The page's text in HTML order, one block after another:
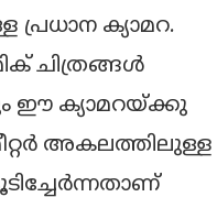
ക്യാമറ.
ചിത്രങ്ങൾ
ഈ ക്യാമറയ്ക്കു
അകലത്തിലുള്ള